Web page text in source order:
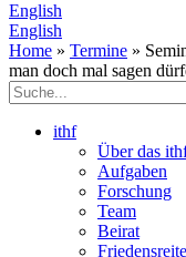
English
English
Home » Termine »
man doch mal sagen
ithf
Über das
Aufgaben
Forschung
Team
Beirat